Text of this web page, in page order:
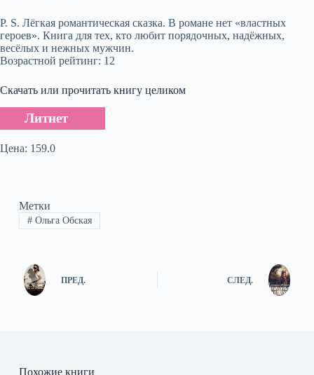
P. S. Лёгкая романтическая сказка. В романе нет «властных
героев». Книга для тех, кто любит порядочных, надёжных,
весёлых и нежных мужчин.
Возрастной рейтинг: 12
Скачать или прочитать книгу целиком
Литнет
Цена: 159.0
Метки
#Ольга Обская
ПРЕД. СЛЕД.
Похожие книги